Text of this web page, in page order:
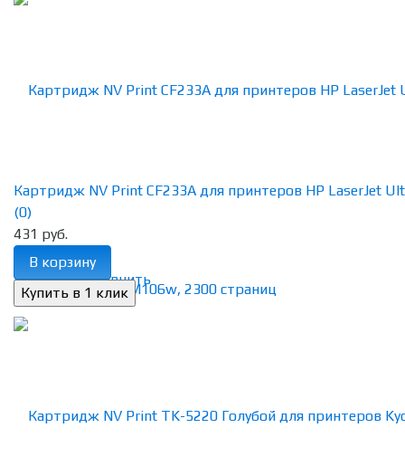
избранное сравнить
Картридж NV Print CF233A для принтеров HP LaserJet
(0)
431 руб.
В корзину